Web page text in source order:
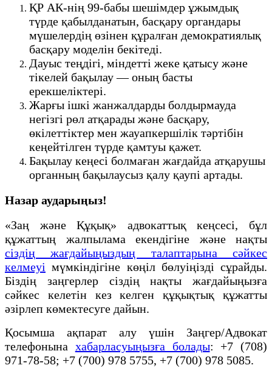
ҚР АК-нің 99-бабы шешімдер ұжымдық
түрде қабылданатын, басқару органдары
мүшелердің өзінен құралған демократиялық
басқару моделін бекітеді.
Дауыс теңдігі, міндетті жеке қатысу және
тікелей бақылау — оның басты
ерекшеліктері.
Жарғы ішкі жанжалдарды болдырмауда
негізгі рөл атқарады және басқару,
өкілеттіктер мен жауапкершілік тәртібін
кеңейтілген түрде қамтуы қажет.
Бақылау кеңесі болмаған жағдайда атқарушы
органның бақылаусыз қалу қаупі артады.
Назар аударыңыз!
«Заң және Құқық» адвокаттық кеңсесі, бұл
құжаттың жалпылама екендігіне және нақты
сіздің жағдайыңыздың талаптарына сәйкес
келмеуі мүмкіндігіне көңіл бөлуіңізді сұрайды.
Біздің заңгерлер сіздің нақты жағдайыңызға
сәйкес келетін кез келген құқықтық құжатты
әзірлеп көмектесуге дайын.
Қосымша ақпарат алу үшін Заңгер/Адвокат
телефонына хабарласуыңызға болады: +7 (708)
971-78-58; +7 (700) 978 5755, +7 (700) 978 5085.